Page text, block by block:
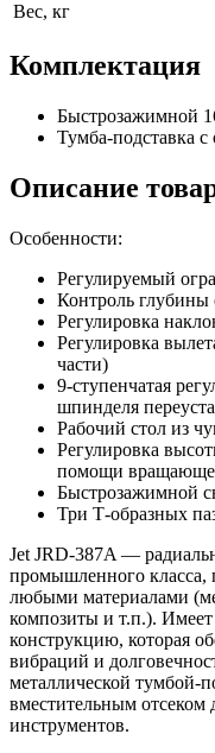
Вес, кг
Комплектация
Быстрозажимной
Тумба-подставка с
Описание
Особенности:
Регулируемый
Контроль глубины
Регулировка
Регулировка
части)
9-ступенчатая
шпинделя
Рабочий стол из
Регулировка
помощи
Быстрозажимной
Три Т-образных
Jet JRD-387A —
промышленного класса,
любыми материалами
композиты и т.п.).
конструкцию, которая
вибраций и
металлической тумбой-
вместительным отсеком
инструментов.